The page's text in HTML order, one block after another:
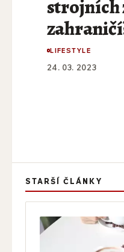
strojních
LIFESTYLE
24. 03. 2023
STARŠÍ ČLÁNKY